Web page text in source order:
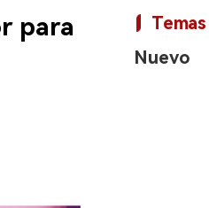
para
Nuevo